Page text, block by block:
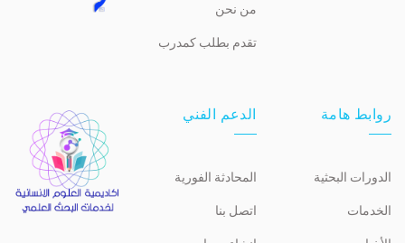
من نحن
تقدم بطلب كمدرب
روابط هامة
الدورات البحثية
الخدمات
الدعم الفني
المحادثة الفورية
اتصل بنا